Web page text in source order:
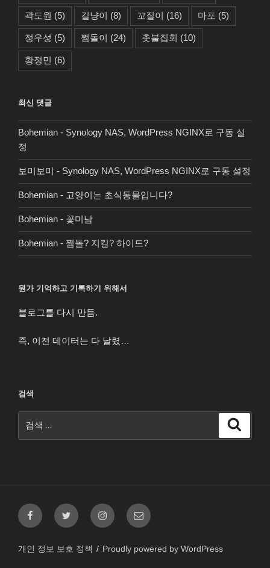
곽도원 (5) 길냥이 (8) 꼬질이 (16) 마포 (5)
정우성 (5) 쩜돌이 (24) 촛불집회 (10)
황정민 (6)
최신 댓글
Bohemian - Synology NAS, WordPress NGINX로 구동 설
정
보미보미 - Synology NAS, WordPress NGINX로 구동 설정
Bohemian - 고양이는 초식동물입니다?
Bohemian - 꽃미남
Bohemian - 쩜돌? 지킬? 하이드?
뭔가 기억하고 기록하기 위해서
블로그를 다시 만듬.
즉, 이전 데이터는 다 날렸…
검색
색:
페
이
트
위
인
스
이
메
개인 정보 보호 정책 Proudly powered by WordPress